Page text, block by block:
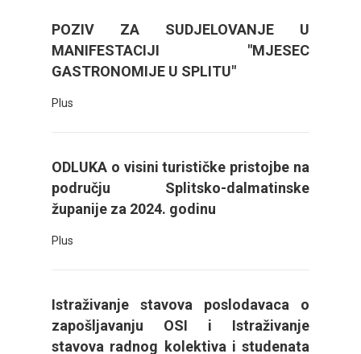
POZIV ZA SUDJELOVANJE U
MANIFESTACIJI "MJESEC
GASTRONOMIJE U SPLITU"
Plus
ODLUKA o visini turističke pristojbe na
području Splitsko-dalmatinske
županije za 2024. godinu
Plus
Istraživanje stavova poslodavaca o
zapošljavanju OSI i Istraživanje
stavova radnog kolektiva i studenata